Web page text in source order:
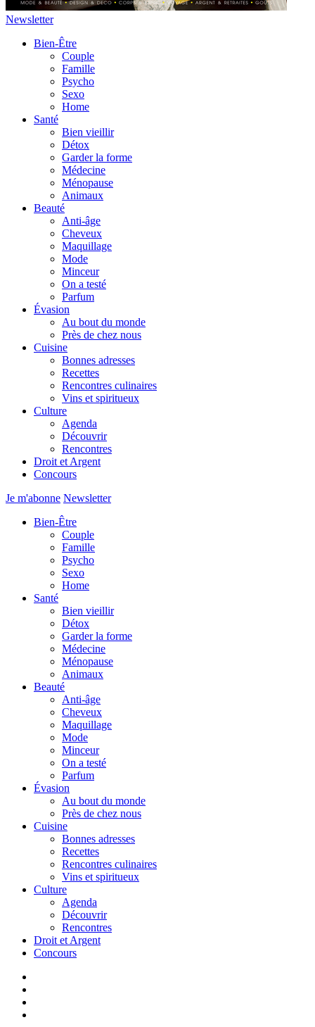
Newsletter
Bien-Être
Couple
Famille
Psycho
Sexo
Home
Santé
Bien vieillir
Détox
Garder la forme
Médecine
Ménopause
Animaux
Beauté
Anti-âge
Cheveux
Maquillage
Mode
Minceur
On a testé
Parfum
Évasion
Au bout du monde
Près de chez nous
Cuisine
Bonnes adresses
Recettes
Rencontres culinaires
Vins et spiritueux
Culture
Agenda
Découvrir
Rencontres
Droit et Argent
Concours
Je m'abonne Newsletter
Bien-Être
Couple
Famille
Psycho
Sexo
Home
Santé
Bien vieillir
Détox
Garder la forme
Médecine
Ménopause
Animaux
Beauté
Anti-âge
Cheveux
Maquillage
Mode
Minceur
On a testé
Parfum
Évasion
Au bout du monde
Près de chez nous
Cuisine
Bonnes adresses
Recettes
Rencontres culinaires
Vins et spiritueux
Culture
Agenda
Découvrir
Rencontres
Droit et Argent
Concours